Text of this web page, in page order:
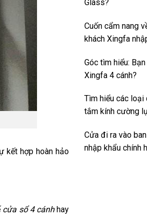
kết hợp hoàn hảo
cửa sổ 4 cánhhay
Glass?
Cuốn cẩm nang
khách Xingfa
Góc tìm hiểu:
Xingfa 4 cánh?
Tìm hiểu các loại
tắm kính cường
Cửa đi ra vào
nhập khẩu chính